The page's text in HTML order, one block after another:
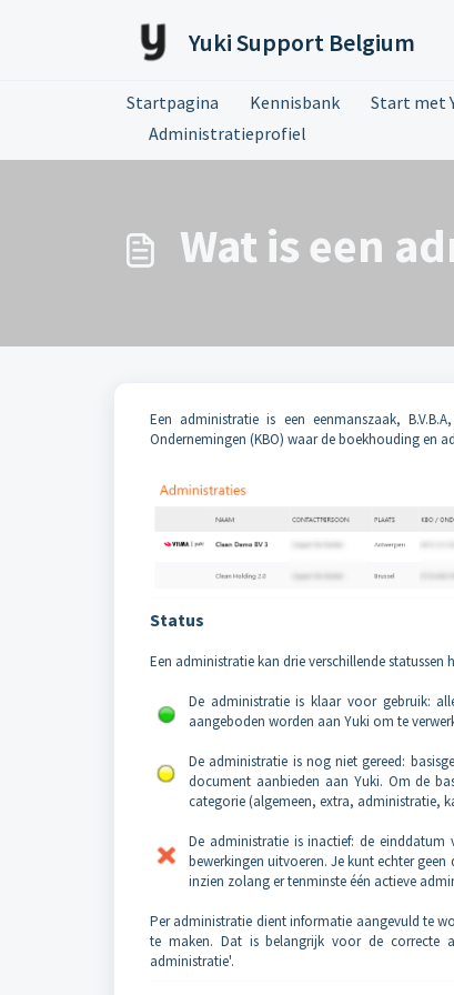
Yuki Support Belgium
Startpagina Kennisbank
Start met
Administratieprofiel
Wat is een
Een administratie is een eenmanszaak,
Ondernemingen (KBO) waar de boekhouding en
Status
Een administratie kan drie verschillende statussen
De administratie is klaar voor gebruik:
aangeboden worden aan Yuki om te
De administratie is nog niet gereed:
document aanbieden aan Yuki. Om de
categorie (algemeen, extra, administratie,
De administratie is inactief: de
bewerkingen uitvoeren. Je kunt echter
inzien zolang er tenminste één actieve
Per administratie dient informatie aangevuld te
te maken. Dat is belangrijk voor de correcte
administratie'.